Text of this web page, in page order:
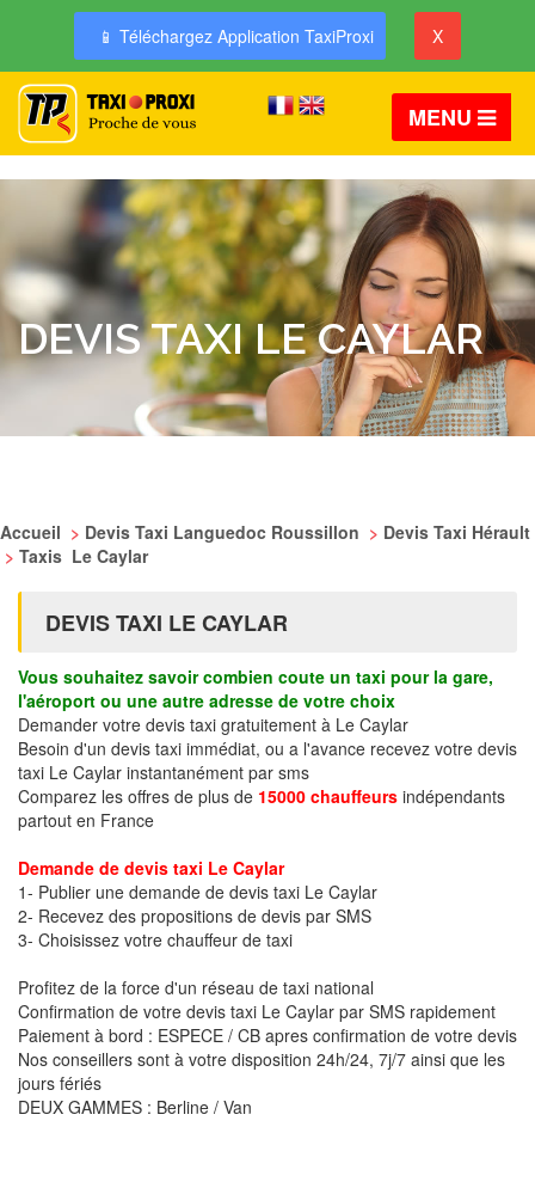
📱 Téléchargez Application TaxiProxi X
MENU
DEVIS TAXI LE CAYLAR
Accueil > Devis Taxi Languedoc Roussillon > Devis Taxi Hérault
> Taxis Le Caylar
DEVIS TAXI LE CAYLAR
Vous souhaitez savoir combien coute un taxi pour la gare,
l'aéroport ou une autre adresse de votre choix
Demander votre devis taxi gratuitement à Le Caylar
Besoin d'un devis taxi immédiat, ou a l'avance recevez votre devis
taxi Le Caylar instantanément par sms
Comparez les offres de plus de 15000 chauffeurs indépendants
partout en France
Demande de devis taxi Le Caylar
1- Publier une demande de devis taxi Le Caylar
2- Recevez des propositions de devis par SMS
3- Choisissez votre chauffeur de taxi
Profitez de la force d'un réseau de taxi national
Confirmation de votre devis taxi Le Caylar par SMS rapidement
Paiement à bord : ESPECE / CB apres confirmation de votre devis
Nos conseillers sont à votre disposition 24h/24, 7j/7 ainsi que les
jours fériés
DEUX GAMMES : Berline / Van